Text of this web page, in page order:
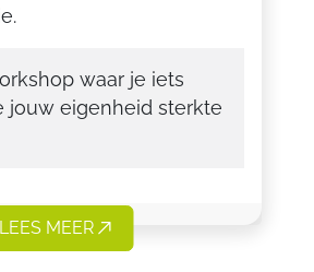
waar je iets
jouw eigenheid sterkte
LEES MEER